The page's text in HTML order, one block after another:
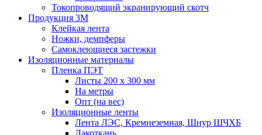
Токопроводящий экранирующий скотч
Продукция 3M
Клейкая лента
Ножки, демпферы
Самоклеющиеся застежки
Изоляционные материалы
Пленка ПЭТ
Листы 200 х 300 мм
На метры
Опт (на вес)
Изоляционные ленты
Лента ЛЭС, Кремнеземная, Шнур ШЧХБ
Лакоткань